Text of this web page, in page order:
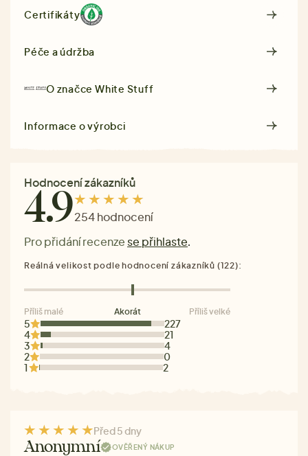
Certifikáty
Péče a údržba
O značceWhite Stuff
Informace o výrobci
Hodnocení zákazníků
4.9254 hodnocení
Pro přidání recenze se přihlaste.
5
227
4
21
3
4
2
0
1
2
Reálná velikost podle hodnocení zákazníků (122):
Příliš malé Akorát Příliš velké
Před 5 dny
Anonymní OVĚŘENÝ NÁKUP